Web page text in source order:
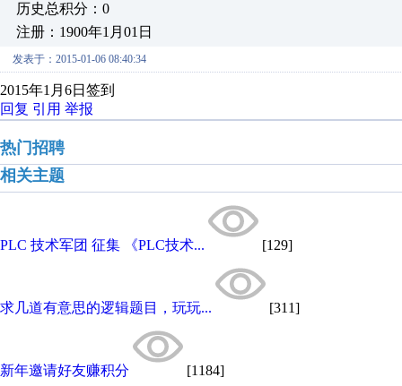
历史总积分：0
注册：1900年1月01日
发表于：2015-01-06 08:40:34
2015年1月6日签到
回复 引用 举报
热门招聘
相关主题
PLC 技术军团 征集 《PLC技术... [129]
求几道有意思的逻辑题目，玩玩... [311]
新年邀请好友赚积分 [1184]